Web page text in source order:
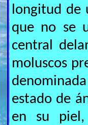
longitud de
que no se
central
moluscos
estado de
en su piel,